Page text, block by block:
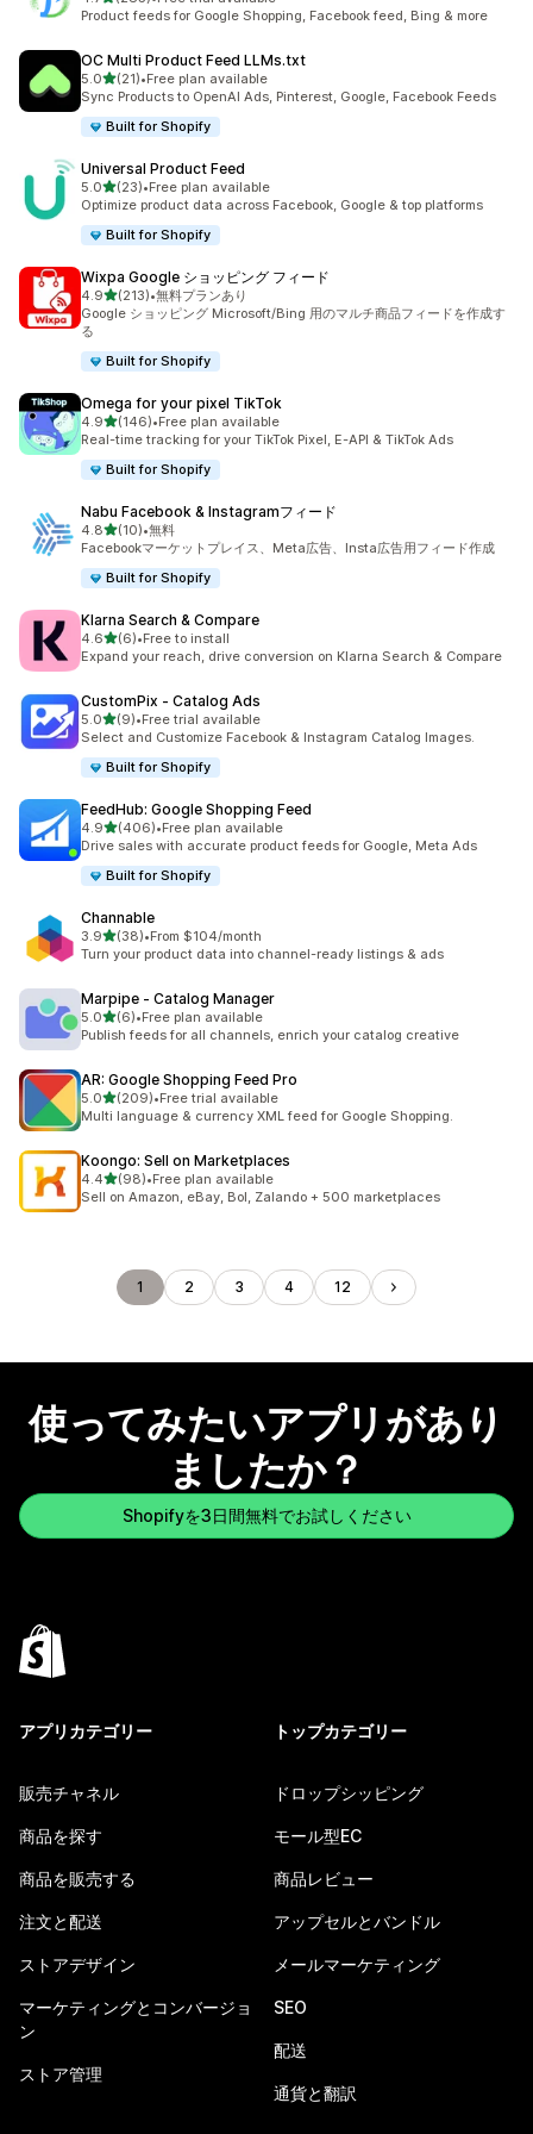
合計レビュー数：285件
Product feeds for Google Shopping, Facebook feed, Bing & more
OC Multi Product Feed LLMs.txt
5.05つ星中
(21)
合計レビュー数：21件
•Free plan available
Sync Products to OpenAI Ads, Pinterest, Google, Facebook Feeds
Built for Shopify
Universal Product Feed
5.05つ星中
(23)
合計レビュー数：23件
•Free plan available
Optimize product data across Facebook, Google & top platforms
Built for Shopify
Wixpa Google ショッピング フィード
4.95つ星中
(213)
合計レビュー数：213件
•無料プランあり
Google ショッピング Microsoft/Bing 用のマルチ商品フィードを作成す
る
Built for Shopify
Omega for your pixel TikTok
4.95つ星中
(146)
合計レビュー数：146件
•Free plan available
Real-time tracking for your TikTok Pixel, E-API & TikTok Ads
Built for Shopify
Nabu Facebook & Instagramフィード
4.85つ星中
(10)
合計レビュー数：10件
•無料
Facebookマーケットプレイス、Meta広告、Insta広告用フィード作成
Built for Shopify
Klarna Search & Compare
4.65つ星中
(6)
合計レビュー数：6件
•Free to install
Expand your reach, drive conversion on Klarna Search & Compare
CustomPix ‑ Catalog Ads
5.05つ星中
(9)
合計レビュー数：9件
•Free trial available
Select and Customize Facebook & Instagram Catalog Images.
Built for Shopify
FeedHub: Google Shopping Feed
4.95つ星中
(406)
合計レビュー数：406件
•Free plan available
Drive sales with accurate product feeds for Google, Meta Ads
Built for Shopify
Channable
3.95つ星中
(38)
合計レビュー数：38件
•From $104/month
Turn your product data into channel-ready listings & ads
Marpipe ‑ Catalog Manager
5.05つ星中
(6)
合計レビュー数：6件
•Free plan available
Publish feeds for all channels, enrich your catalog creative
AR: Google Shopping Feed Pro
5.05つ星中
(209)
合計レビュー数：209件
•Free trial available
Multi language & currency XML feed for Google Shopping.
Koongo: Sell on Marketplaces
4.45つ星中
(98)
合計レビュー数：98件
•Free plan available
Sell on Amazon, eBay, Bol, Zalando + 500 marketplaces
1 2 3 4 12
使ってみたいアプリがあり
ましたか？
Shopifyを3日間無料でお試しください
アプリカテゴリー
販売チャネル
商品を探す
商品を販売する
注文と配送
ストアデザイン
マーケティングとコンバージョ
ン
ストア管理
トップカテゴリー
ドロップシッピング
モール型EC
商品レビュー
アップセルとバンドル
メールマーケティング
SEO
配送
通貨と翻訳